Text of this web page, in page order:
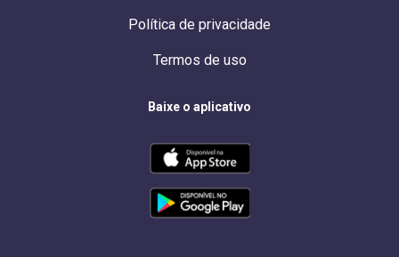
Política de privacidade
Termos de uso
Baixe o aplicativo